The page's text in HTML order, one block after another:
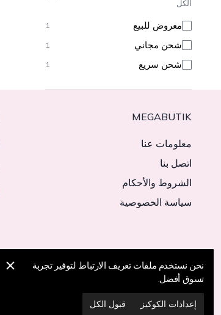
الكل
معروض للبيع 1
شحن مجاني 1
شحن سريع 1
MEGABUTIK
معلومات عنا
اتصل بنا
الشروط والأحكام
سياسة الخصوصية
نحن نقوم حاليًا بالتسليم إلى 11 دولة
تركياالولايات المتحدة
نحن نستخدم ملفات تعريف الارتباط لتوفير تجربة
تسوق أفضل.
إعدادات الكوكيز قبول الكل